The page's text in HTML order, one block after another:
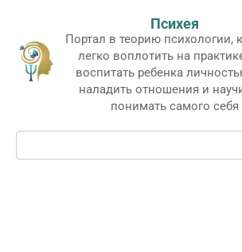
контенту
Психея
Портал в теорию психологии,
легко воплотить на
воспитать ребенка
наладить отношения и
понимать самого себя
Поиск: